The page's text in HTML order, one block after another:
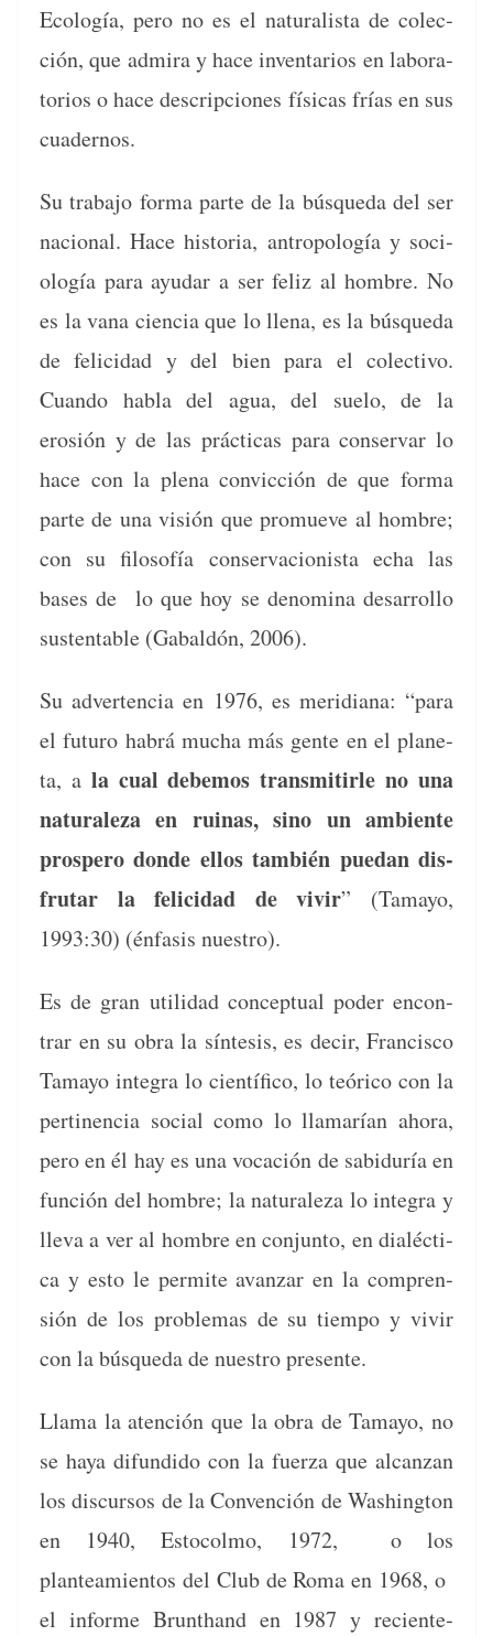
Ecología, pero no es el nat­u­ral­ista de colec­
ción, que admi­ra y hace inven­tar­ios en lab­o­ra­
to­rios o hace descrip­ciones físi­cas frías en sus
cuadernos.
Su tra­ba­jo for­ma parte de la búsque­da del ser
nacional. Hace his­to­ria, antropología y soci­
ología para ayu­dar a ser feliz al hom­bre. No
es la vana cien­cia que lo llena, es la búsque­da
de feli­ci­dad y del bien para el colec­ti­vo.
Cuan­do habla del agua, del sue­lo, de la
erosión y de las prác­ti­cas para con­ser­var lo
hace con la ple­na con­vic­ción de que for­ma
parte de una visión que pro­mueve al hom­bre;
con su filosofía con­ser­va­cionista echa las
bases de lo que hoy se denom­i­na desar­rol­lo
sus­tentable (Gabaldón, 2006).
Su adver­ten­cia en 1976, es merid­i­ana: “para
el futuro habrá mucha más gente en el plan­e­
ta, a la cual debe­mos trans­mi­tir­le no una
nat­u­raleza en ruinas, sino un ambi­ente
pros­pero donde ellos tam­bién puedan dis­
fru­tar la feli­ci­dad de vivir” (Tamayo,
1993:30) (énfa­sis nuestro).
Es de gran util­i­dad con­cep­tu­al poder encon­
trar en su obra la sín­te­sis, es decir, Fran­cis­co
Tamayo inte­gra lo cien­tí­fi­co, lo teóri­co con la
per­ti­nen­cia social como lo lla­marían aho­ra,
pero en él hay es una vocación de sabiduría en
fun­ción del hom­bre; la nat­u­raleza lo inte­gra y
lle­va a ver al hom­bre en con­jun­to, en dialéc­ti­
ca y esto le per­mite avan­zar en la com­pren­
sión de los prob­le­mas de su tiem­po y vivir
con la búsque­da de nue­stro presente.
Lla­ma la aten­ción que la obra de Tamayo, no
se haya difun­di­do con la fuerza que alcan­zan
los dis­cur­sos de la Con­ven­ción de Wash­ing­ton
en 1940, Esto­col­mo, 1972, o los
planteamien­tos del Club de Roma en 1968, o
el informe Brun­t­hand en 1987 y recien­te­